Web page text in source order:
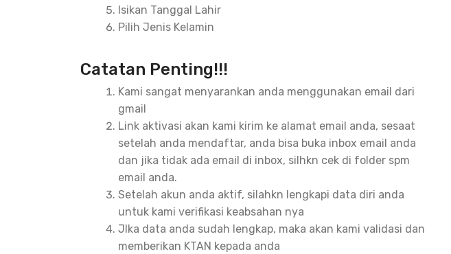
Isikan Tanggal Lahir
Pilih Jenis Kelamin
Catatan Penting!!!
Kami sangat menyarankan anda menggunakan email dari
gmail
Link aktivasi akan kami kirim ke alamat email anda, sesaat
setelah anda mendaftar, anda bisa buka inbox email anda
dan jika tidak ada email di inbox, silhkn cek di folder spm
email anda.
Setelah akun anda aktif, silahkn lengkapi data diri anda
untuk kami verifikasi keabsahan nya
JIka data anda sudah lengkap, maka akan kami validasi dan
memberikan KTAN kepada anda